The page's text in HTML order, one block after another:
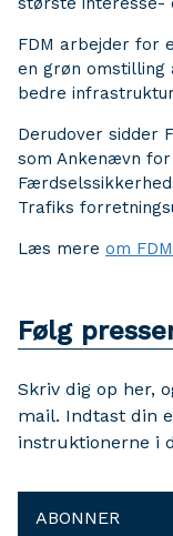
FDM arbejder for
en grøn
bedre
Derudover sidder
som Ankenævn
Trafiks
Læs mere om FDM
Følg
Skriv dig op her,
mail. Indtast din
instruktionerne i
ABONNER